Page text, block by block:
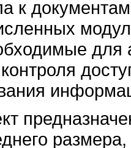
к документам